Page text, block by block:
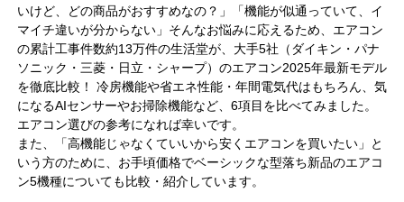
いけど、どの商品がおすすめなの？」「機能が似通っていて、イ
マイチ違いが分からない」そんなお悩みに応えるため、エアコン
の累計工事件数約13万件の生活堂が、大手5社（ダイキン・パナ
ソニック・三菱・日立・シャープ）のエアコン2025年最新モデル
を徹底比較！ 冷房機能や省エネ性能・年間電気代はもちろん、気
になるAIセンサーやお掃除機能など、6項目を比べてみました。
エアコン選びの参考になれば幸いです。
また、「高機能じゃなくていいから安くエアコンを買いたい」と
いう方のために、お手頃価格でベーシックな型落ち新品のエアコ
ン5機種についても比較・紹介しています。